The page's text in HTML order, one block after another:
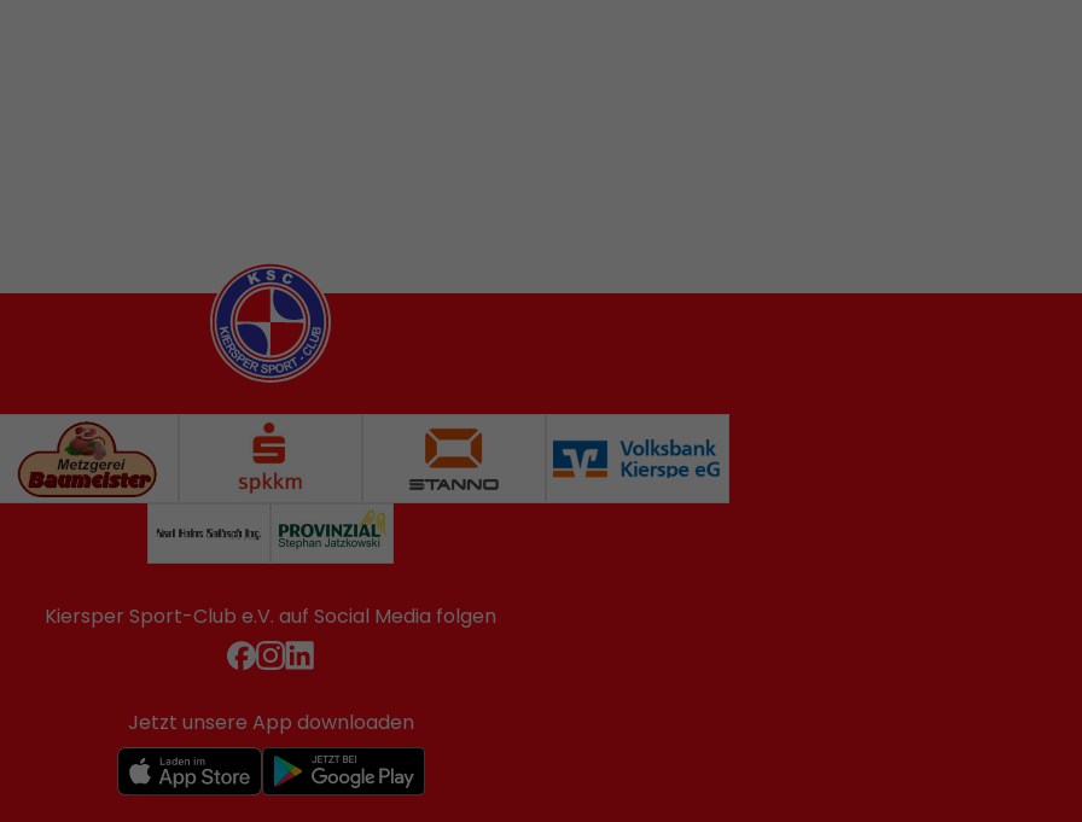
Kiersper Sport-Club e.V. auf Social Media folgen
Jetzt unsere App downloaden